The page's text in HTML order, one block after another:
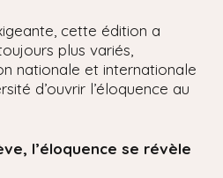
cette édition a
plus variés,
nationale et internationale
d’ouvrir l’éloquence au
l’éloquence se révèle